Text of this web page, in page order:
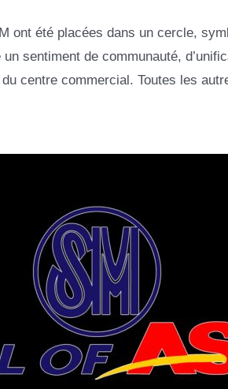
ont été placées dans un cercle,
sentiment de communauté,
centre commercial. Toutes les